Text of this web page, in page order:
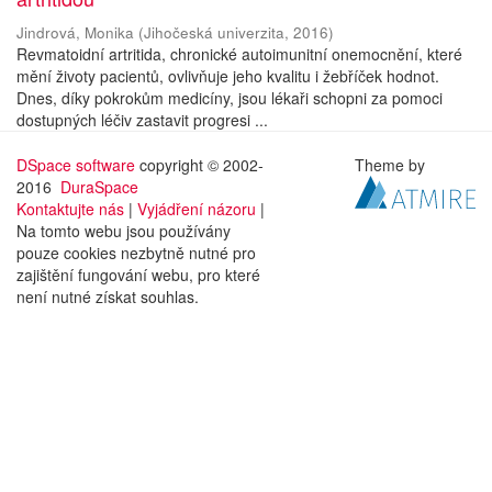
Jindrová, Monika (Jihočeská univerzita, 2016)
Revmatoidní artritida, chronické autoimunitní onemocnění, které
mění životy pacientů, ovlivňuje jeho kvalitu i žebříček hodnot.
Dnes, díky pokrokům medicíny, jsou lékaři schopni za pomoci
dostupných léčiv zastavit progresi ...
DSpace software copyright © 2002-
2016 DuraSpace
Kontaktujte nás | Vyjádření názoru |
Na tomto webu jsou používány
pouze cookies nezbytně nutné pro
zajištění fungování webu, pro které
není nutné získat souhlas.
Theme by